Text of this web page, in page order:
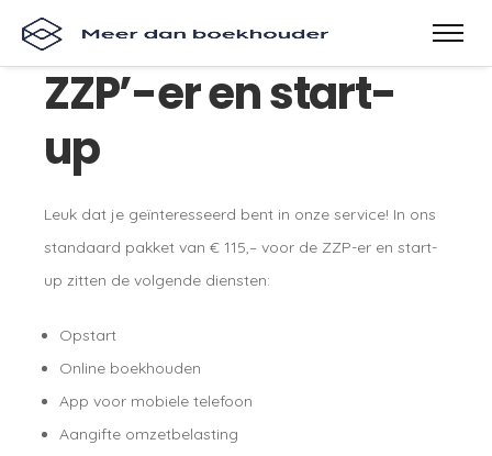
ZZP’-er en start-
up
Leuk dat je geïnteresseerd bent in onze service! In ons
standaard pakket van € 115,– voor de ZZP-er en start-
up zitten de volgende diensten:
Opstart
Online boekhouden
App voor mobiele telefoon
Aangifte omzetbelasting